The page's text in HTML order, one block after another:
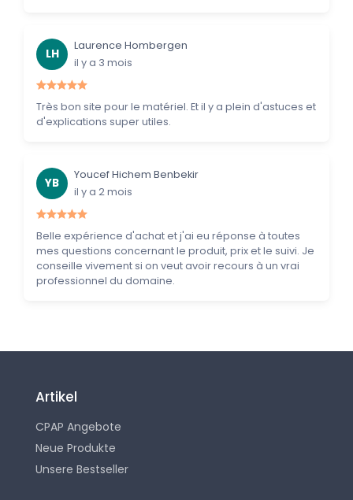
LH
Laurence Hombergen
il y a 3 mois
Très bon site pour le matériel. Et il y a plein d'astuces et
d'explications super utiles.
YB
Youcef Hichem Benbekir
il y a 2 mois
Belle expérience d'achat et j'ai eu réponse à toutes
mes questions concernant le produit, prix et le suivi. Je
conseille vivement si on veut avoir recours à un vrai
professionnel du domaine.
Artikel
CPAP Angebote
Neue Produkte
Unsere Bestseller